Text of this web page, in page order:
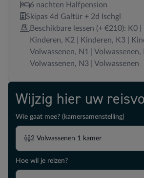
6 nachten Halfpension
Skipas 4d Galtür + 2d Ischgl
Beschikbare lessen (+ €210): K0 |
Kinderen, K2 | Kinderen, K3 |
Volwassenen, N1 | Volwassenen,
Volwassenen, N3 | Volwassenen
Wijzig hier uw
Wie gaat mee? (kamersamenstelling)
2 Volwassenen 1 kamer
Hoe wil je reizen?